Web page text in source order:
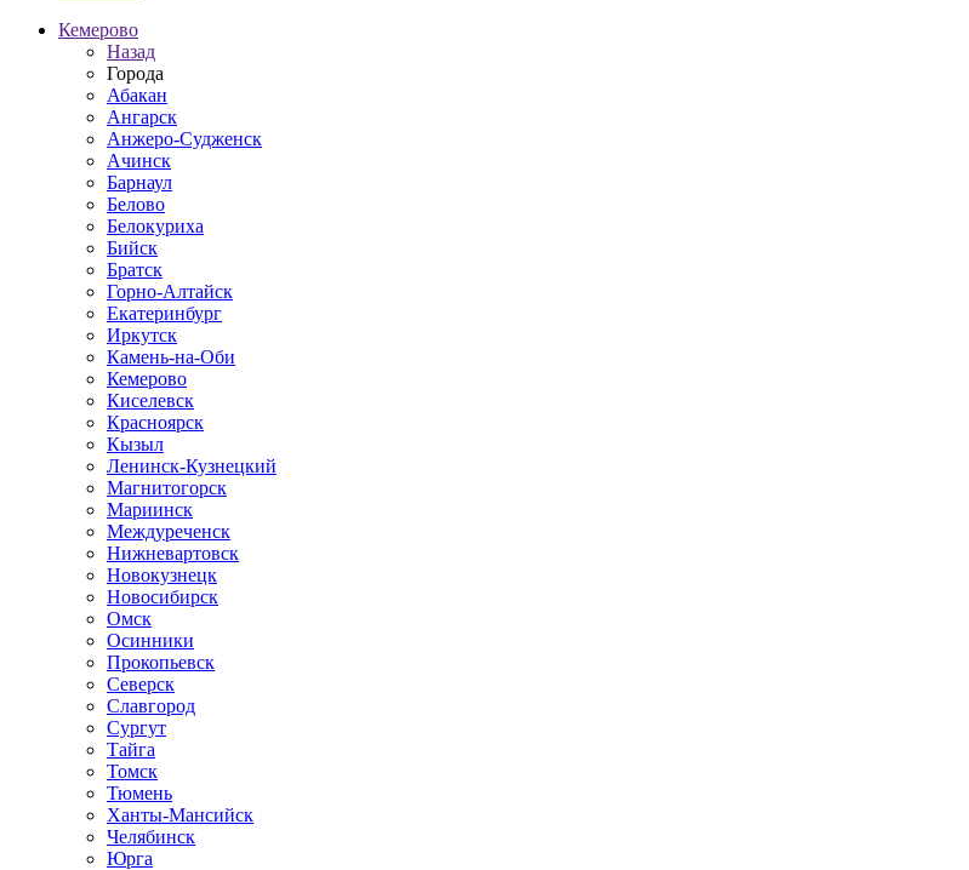
Кемерово
Назад
Города
Абакан
Ангарск
Анжеро-Судженск
Ачинск
Барнаул
Белово
Белокуриха
Бийск
Братск
Горно-Алтайск
Екатеринбург
Иркутск
Камень-на-Оби
Кемерово
Киселевск
Красноярск
Кызыл
Ленинск-Кузнецкий
Магнитогорск
Мариинск
Междуреченск
Нижневартовск
Новокузнецк
Новосибирск
Омск
Осинники
Прокопьевск
Северск
Славгород
Сургут
Тайга
Томск
Тюмень
Ханты-Мансийск
Челябинск
Юрга